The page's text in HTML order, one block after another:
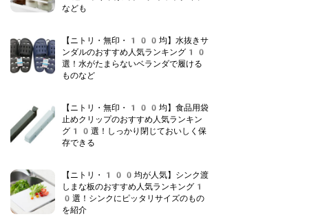
なども
【ニトリ・無印・100均】水抜きサ
ンダルのおすすめ人気ランキング10
選！水がたまらないベランダで履ける
ものなど
【ニトリ・無印・100均】食品用袋
止めクリップのおすすめ人気ランキン
グ10選！しっかり閉じておいしく保
存できる
【ニトリ・100均が人気】シンク渡
しまな板のおすすめ人気ランキング1
0選！シンクにピッタリサイズのもの
を紹介